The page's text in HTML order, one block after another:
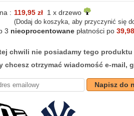
: 119,95 zł 1 x drzewo
(Dodaj do koszyka, aby przyczynić się
3 nieoprocentowane płatności po
chwili nie posiadamy tego produktu
chcesz otrzymać wiadomość e-mail,
Napisz do